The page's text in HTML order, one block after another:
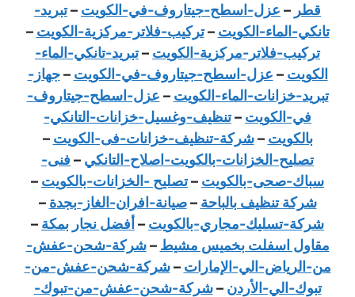
قطر – عزل-اسطح-جيتاروف-في-الكويت–تبريد-
تانكي-الماء-الكويت–تركيب-فلاتر-مركزية-الكويت–
تركيب-فلاتر-مركزية-الكويت–تبريد-تانكي-الماء-
الكويت– عزل-اسطح-جيتاروف-في-الكويت–جهاز-
تبريد-خزانات-الماء-الكويت– عزل-اسطح-جيتاروف-
في-الكويت–تنظيف-وغسيل-خزانات-التانكي-
بالكويت–شركة-تنظيف-خزانات-فى-الكويت–
تصليح-الخزانات-بالكويت-اصلاح-التانكي– فنى-
سباك-صحى-بالكويت–تصليح -الخزانات-بالكويت–
شركة تنظيف بالباحة–صيانة-افران-الغاز-بجدة–
شركة-تسليك-مجاري-بالكويت– أفضل نجار بمكة–
مقاول اسفلت بخميس مشيط–شركة-شحن-عفش-
من-الرياض-الي-الإمارات–شركة-شحن-عفش-من-
تبوك-الي-الأردن–شركة-شحن-عفش-من-تبوك-